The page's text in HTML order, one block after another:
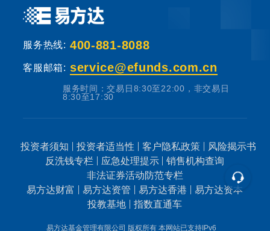
投资顾问
关于我们
我的账户
English
服务热线: 400-881-8088
客服邮箱: service@efunds.com.cn
服务时间：交易日8:30至22:00，非交易日
8:30至17:30
投资者须知 投资者适当性 客户隐私政策
风险揭示书
反洗钱专栏
应急处理提示
销售机构查询
非法证券活动防范专栏
易方达财富
易方达资管 易方达香港
易方达资本
投教基地
指数直通车
易方达基金管理有限公司 版权所有 本网站已支持IPv6